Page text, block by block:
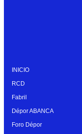
INICIO
RCD
Fabril
Dépor ABANCA
Foro Dépor